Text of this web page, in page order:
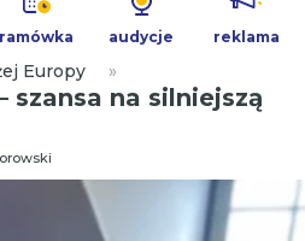
ramówka audycje reklama
Europy »
szansa na silniejszą